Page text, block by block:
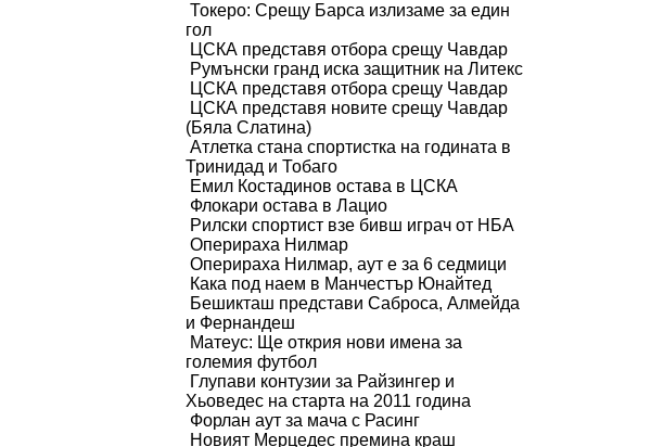
Токеро: Срещу Барса излизаме за един
гол
ЦСКА представя отбора срещу Чавдар
Румънски гранд иска защитник на Литекс
ЦСКА представя отбора срещу Чавдар
ЦСКА представя новите срещу Чавдар
(Бяла Слатина)
Атлетка стана спортистка на годината в
Тринидад и Тобаго
Емил Костадинов остава в ЦСКА
Флокари остава в Лацио
Рилски спортист взе бивш играч от НБА
Оперираха Нилмар
Оперираха Нилмар, аут е за 6 седмици
Кака под наем в Манчестър Юнайтед
Бешикташ представи Саброса, Алмейда
и Фернандеш
Матеус: Ще открия нови имена за
големия футбол
Глупави контузии за Райзингер и
Хьоведес на старта на 2011 година
Форлан аут за мача с Расинг
Новият Мерцедес премина краш